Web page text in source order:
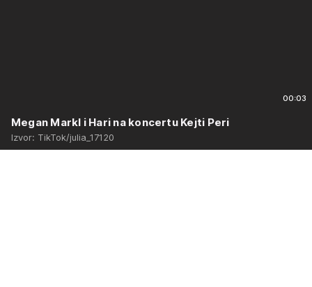
00:03
Megan Markl i Hari na koncertu Kejti Peri
Izvor: TikTok/julia_17120